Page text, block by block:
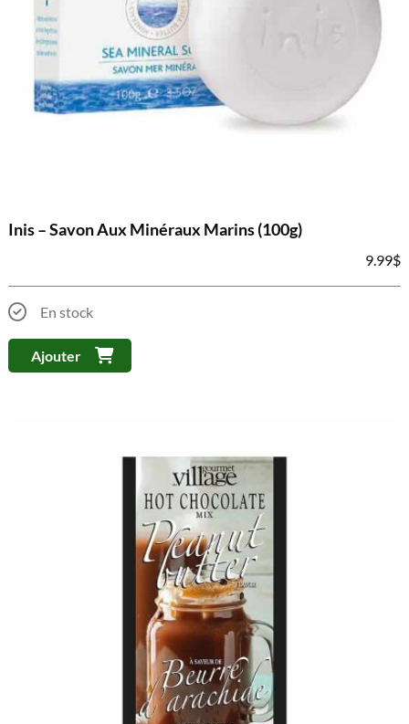
Inis – Savon Aux Minéraux Marins (100g)
9.99$
En stock
Ajouter